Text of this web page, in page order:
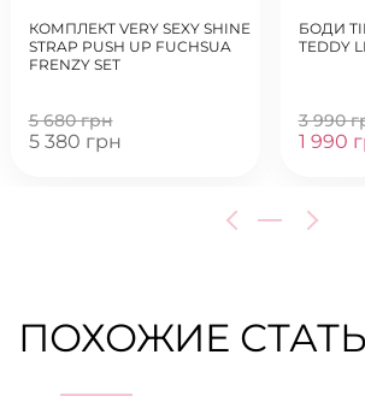
КОМПЛЕКТ VERY SEXY SHINE
STRAP PUSH UP FUCHSUA
FRENZY SET
5 680 грн
5 380 грн
БОДИ
TEDDY
3 990
1 990
ПОХОЖИЕ